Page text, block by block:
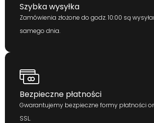
Szybka wysyłka
Zamówienia złożone do godz. 10:00 są
samego dnia.
Bezpieczne płatności
Gwarantujemy bezpieczne formy płatności
SSL.